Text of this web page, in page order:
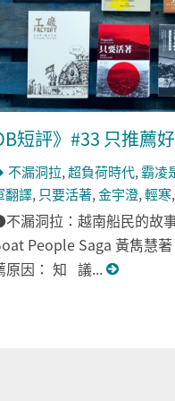
短評》#33 只推薦
不漏洞拉,超負荷時代,霸凌
翻譯, 只要活著,金宇澄,輕寒,
漏洞拉：越南船民的故
People Saga 黃雋慧
原因： 知 議...